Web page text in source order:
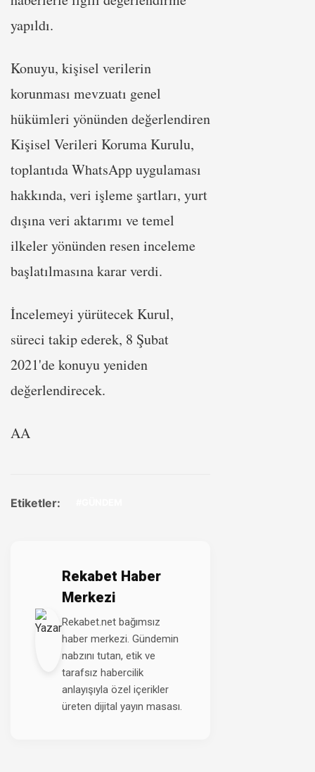
yapıldı.
Konuyu, kişisel verilerin
korunması mevzuatı genel
hükümleri yönünden değerlendiren
Kişisel Verileri Koruma Kurulu,
toplantıda WhatsApp uygulaması
hakkında, veri işleme şartları, yurt
dışına veri aktarımı ve temel
ilkeler yönünden resen inceleme
başlatılmasına karar verdi.
İncelemeyi yürütecek Kurul,
süreci takip ederek, 8 Şubat
2021'de konuyu yeniden
değerlendirecek.
AA
Etiketler:
Rekabet Haber
Merkezi
Rekabet.net bağımsız
haber merkezi. Gündemin
nabzını tutan, etik ve
tarafsız habercilik
anlayışıyla özel içerikler
üreten dijital yayın masası.